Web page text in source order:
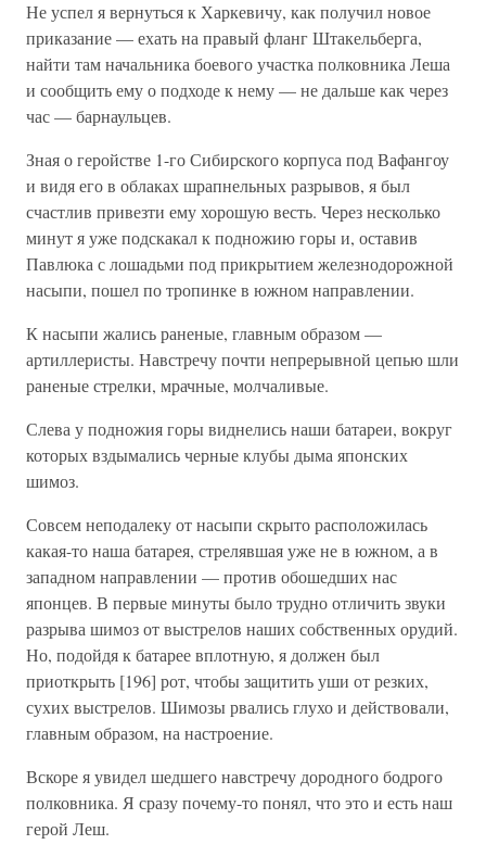
Не успел я вернуться к Харкевичу, как получил новое
приказание — ехать на правый фланг Штакельберга,
найти там начальника боевого участка полковника Леша
и сообщить ему о подходе к нему — не дальше как через
час — барнаульцев.
Зная о геройстве 1-го Сибирского корпуса под Вафангоу
и видя его в облаках шрапнельных разрывов, я был
счастлив привезти ему хорошую весть. Через несколько
минут я уже подскакал к подножию горы и, оставив
Павлюка с лошадьми под прикрытием железнодорожной
насыпи, пошел по тропинке в южном направлении.
К насыпи жались раненые, главным образом —
артиллеристы. Навстречу почти непрерывной цепью шли
раненые стрелки, мрачные, молчаливые.
Слева у подножия горы виднелись наши батареи, вокруг
которых вздымались черные клубы дыма японских
шимоз.
Совсем неподалеку от насыпи скрыто расположилась
какая-то наша батарея, стрелявшая уже не в южном, а в
западном направлении — против обошедших нас
японцев. В первые минуты было трудно отличить звуки
разрыва шимоз от выстрелов наших собственных орудий.
Но, подойдя к батарее вплотную, я должен был
приоткрыть [196] рот, чтобы защитить уши от резких,
сухих выстрелов. Шимозы рвались глухо и действовали,
главным образом, на настроение.
Вскоре я увидел шедшего навстречу дородного бодрого
полковника. Я сразу почему-то понял, что это и есть наш
герой Леш.